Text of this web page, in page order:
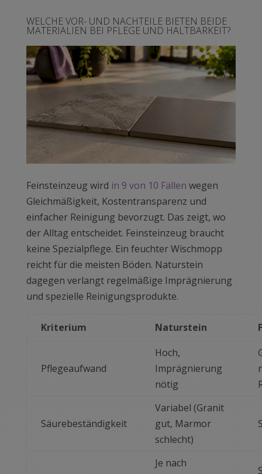
WELCHE VOR- UND NACHTEILE BIETEN BEIDE
MATERIALIEN BEI PFLEGE UND HALTBARKEIT?
Feinsteinzeug wird in 9 von 10 Fällen wegen
Gleichmäßigkeit, Kostentransparenz und
einfacher Reinigung bevorzugt. Das zeigt, wo
der Alltag entscheidet. Feinsteinzeug braucht
keine Spezialpflege. Ein feuchter Wischmopp
reicht für die meisten Böden. Naturstein
dagegen verlangt regelmäßige Imprägnierung
und spezielle Reinigungsprodukte.
Kriterium Naturstein
Pflegeaufwand
Hoch,
Imprägnierung
nötig
Säurebeständigkeit
Variabel (Granit
gut, Marmor
schlecht)
Je nach